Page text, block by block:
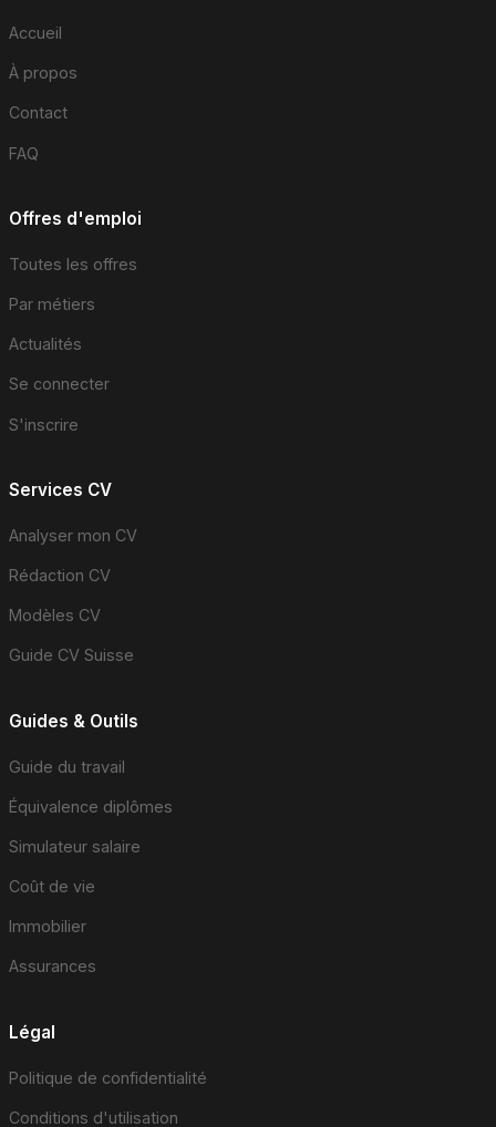
Accueil
À propos
Contact
FAQ
Offres d'emploi
Toutes les offres
Par métiers
Actualités
Se connecter
S'inscrire
Services CV
Analyser mon CV
Rédaction CV
Modèles CV
Guide CV Suisse
Guides & Outils
Guide du travail
Équivalence diplômes
Simulateur salaire
Coût de vie
Immobilier
Assurances
Légal
Politique de confidentialité
Conditions d'utilisation